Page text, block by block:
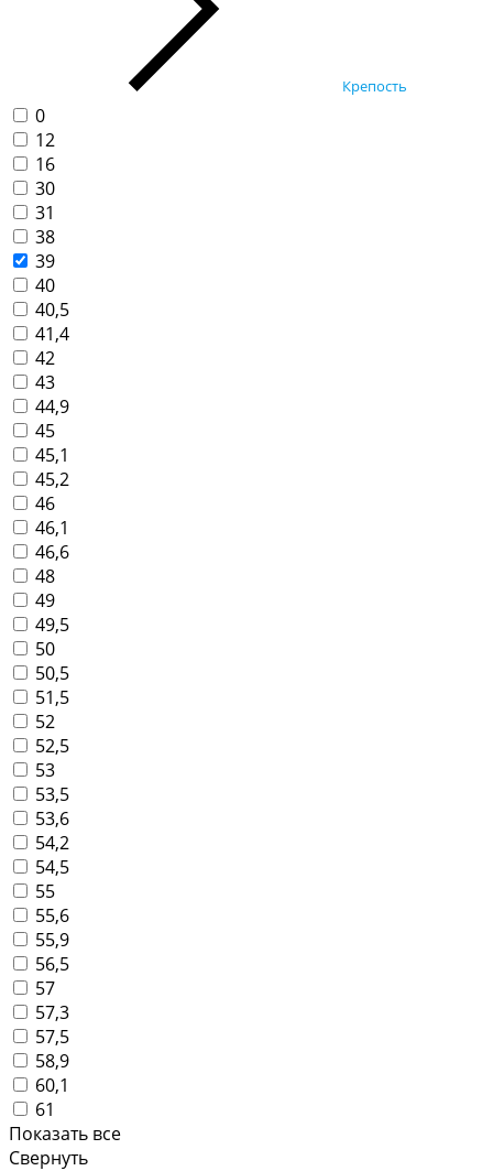
Крепость
0
12
16
30
31
38
39
40
40,5
41,4
42
43
44,9
45
45,1
45,2
46
46,1
46,6
48
49
49,5
50
50,5
51,5
52
52,5
53
53,5
53,6
54,2
54,5
55
55,6
55,9
56,5
57
57,3
57,5
58,9
60,1
61
Показать все
Свернуть